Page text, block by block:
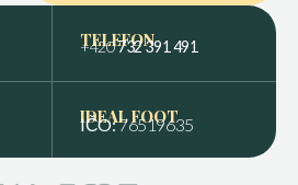
TELEFON
+420732 391 491
IDEAL FOOT
IČO:76519635